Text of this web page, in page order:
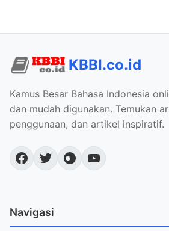
KBBI.co.id
Kamus Besar Bahasa Indonesia
dan mudah digunakan. Temukan
penggunaan, dan artikel inspiratif.
Navigasi